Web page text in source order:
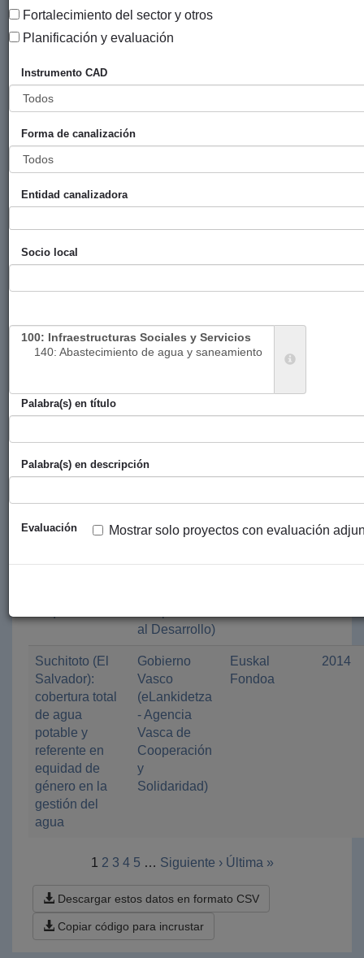
Fortalecimiento del sector y otros
Planificación y evaluación
Instrumento CAD
Forma de canalización
Entidad canalizadora
Socio local
Palabra(s) en título
Palabra(s) en descripción
Evaluación Mostrar solo proyectos con evaluación
Entidad
financiadora
Modelo
campesino de
cambio del
ciclo
hidrológico.
Fase II
Gobierno
Cooperación
Zabalketa 2013
la mejora al
para
refugiados
de Bilbao
ACNUR
Suministro
Guidimakha
Ayuntamiento
(Servicio de
al Desarrollo)
Acción
2014
Fortalecimiento
Ayuntamiento
al Desarrollo)
2014
Suchitoto (El
Salvador):
cobertura total
de agua
potable y
referente en
equidad de
género en la
gestión del
agua
Gobierno
Vasco
(eLankidetza
- Agencia
Vasca de
Cooperación
y
Solidaridad)
Euskal
Fondoa
2014
1 2 3 4 5 … Siguiente › Última »
Descargar estos datos en formato CSV
Copiar código para incrustar